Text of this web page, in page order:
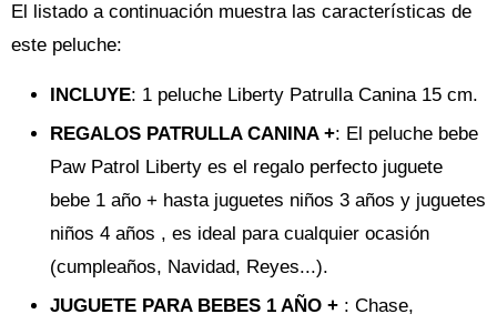
El listado a continuación muestra las características de
este peluche:
INCLUYE: 1 peluche Liberty Patrulla Canina 15 cm.
REGALOS PATRULLA CANINA +: El peluche bebe
Paw Patrol Liberty es el regalo perfecto juguete
bebe 1 año + hasta juguetes niños 3 años y juguetes
niños 4 años , es ideal para cualquier ocasión
(cumpleaños, Navidad, Reyes...).
JUGUETE PARA BEBES 1 AÑO + : Chase,